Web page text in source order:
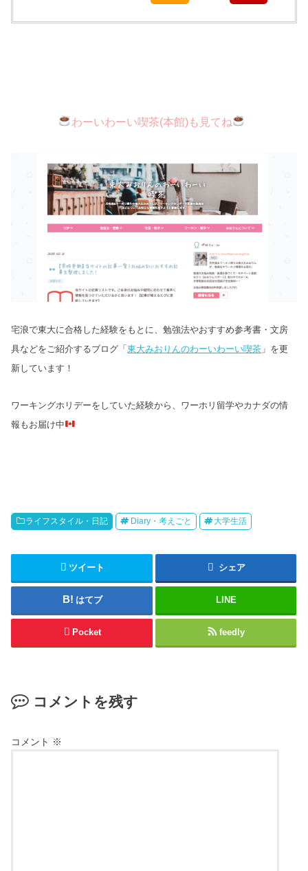
わーいわーい喫茶(本館)も見てね
宅浪で東大に合格した経験をもとに、勉強法やおすすめ参考書・文房
具などをご紹介するブログ「東大みおりんのわーいわーい喫茶 」を更
新しています！
ワーキングホリデーをしていた経験から、ワーホリ留学やカナダの情
報もお届け中
ライフスタイル・日記 Diary・考えごと 大学生活
ツイート シェア
はてブ LINE
Pocket feedly
コメントを残す
コメント ※